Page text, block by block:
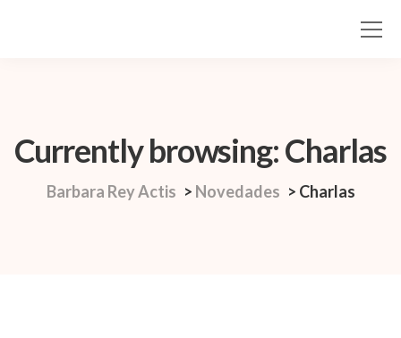
Currently browsing: Charlas
Barbara Rey Actis > Novedades > Charlas